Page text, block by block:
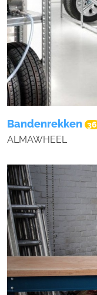
Bandenrekken 36
ALMAWHEEL